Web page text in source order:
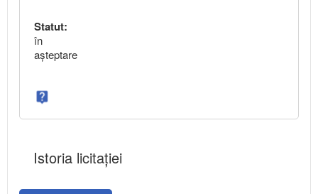
Statut:
în
aşteptare
Istoria licitației